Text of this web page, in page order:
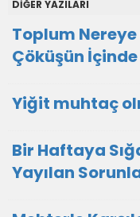
DİĞER YAZILARI
Toplum
Çöküşün
Yiğit muhtaç
Bir Haftaya
Yayılan